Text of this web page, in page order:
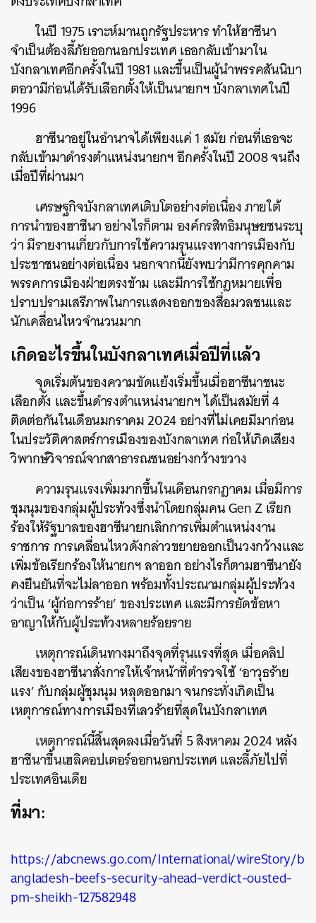
ในปี 1975 เราะห์มานถูกรัฐประหาร ทำให้ฮาซีนา
จำเป็นต้องลี้ภัยออกนอกประเทศ เธอกลับเข้ามาใน
บังกลาเทศอีกครั้งในปี 1981 และขึ้นเป็นผู้นำพรรคสันนิบา
ตอวามีก่อนได้รับเลือกตั้งให้เป็นนายกฯ บังกลาเทศในปี
1996
ฮาซีนาอยู่ในอำนาจได้เพียงแค่ 1 สมัย ก่อนที่เธอจะ
กลับเข้ามาดำรงตำแหน่งนายกฯ อีกครั้งในปี 2008 จนถึง
เมื่อปีที่ผ่านมา
เศรษฐกิจบังกลาเทศเติบโตอย่างต่อเนื่อง ภายใต้
การนำของฮาซีนา อย่างไรก็ตาม องค์กรสิทธิมนุษยชนระบุ
ว่า มีรายงานเกี่ยวกับการใช้ความรุนแรงทางการเมืองกับ
ประชาชนอย่างต่อเนื่อง นอกจากนี้ยังพบว่ามีการคุกคาม
พรรคการเมืองฝ่ายตรงข้าม และมีการใช้กฎหมายเพื่อ
ปราบปรามเสรีภาพในการแสดงออกของสื่อมวลชนและ
นักเคลื่อนไหวจำนวนมาก
เกิดอะไรขึ้นในบังกลาเทศเมื่อปีที่แล้ว
จุดเริ่มต้นของความขัดแย้งเริ่มขึ้นเมื่อฮาซีนาชนะ
เลือกตั้ง และขึ้นดำรงตำแหน่งนายกฯ ได้เป็นสมัยที่ 4
ติดต่อกันในเดือนมกราคม 2024 อย่างที่ไม่เคยมีมาก่อน
ในประวัติศาสตร์การเมืองของบังกลาเทศ ก่อให้เกิดเสียง
วิพากษ์วิจารณ์จากสาธารณชนอย่างกว้างขวาง
ความรุนแรงเพิ่มมากขึ้นในเดือนกรกฎาคม เมื่อมีการ
ชุมนุมของกลุ่มผู้ประท้วงซึ่งนำโดยกลุ่มคน Gen Z เรียก
ร้องให้รัฐบาลของฮาซีนายกเลิกการเพิ่มตำแหน่งงาน
ราชการ การเคลื่อนไหวดังกล่าวขยายออกเป็นวงกว้างและ
เพิ่มข้อเรียกร้องให้นายกฯ ลาออก อย่างไรก็ตามฮาซีนายัง
คงยืนยันที่จะไม่ลาออก พร้อมทั้งประณามกลุ่มผู้ประท้วง
ว่าเป็น ‘ผู้ก่อการร้าย’ ของประเทศ และมีการยัดข้อหา
อาญาให้กับผู้ประท้วงหลายร้อยราย
เหตุการณ์เดินทางมาถึงจุดที่รุนแรงที่สุด เมื่อคลิป
เสียงของฮาซีนาสั่งการให้เจ้าหน้าที่ตำรวจใช้ ‘อาวุธร้าย
แรง’ กับกลุ่มผู้ชุมนุม หลุดออกมา จนกระทั่งเกิดเป็น
เหตุการณ์ทางการเมืองที่เลวร้ายที่สุดในบังกลาเทศ
เหตุการณ์นี้สิ้นสุดลงเมื่อวันที่ 5 สิงหาคม 2024 หลัง
ฮาซีนาขึ้นเฮลิคอปเตอร์ออกนอกประเทศ และลี้ภัยไปที่
ประเทศอินเดีย
ที่มา:
https://abcnews.go.com/International/wireStory/b
angladesh-beefs-security-ahead-verdict-ousted-
pm-sheikh-127582948
ค้นหา
SHARE TWEET LINE EMAIL